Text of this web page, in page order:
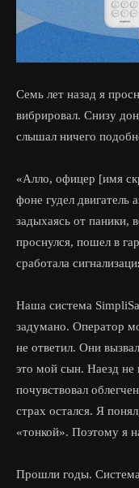
Семь лет назад я
вибрировал. Снизу
слышал ничего
«Алло, офицер [имя
фоне гудел
задыхаясь от паники,
проснулся, пошел в
сработала
Наша система
задумано. Оператор
не ответил. Они
это мой сын. Наезд не
почувствовал
страх остался. Я
«тонкой». Поэтому я
Прошли годы.